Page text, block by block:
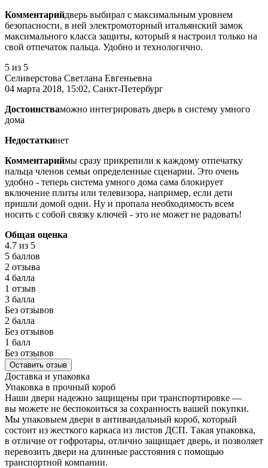
Комментарийдверь выбирал с максимальным уровнем
безопасности, в ней электромоторный итальянский замок
максимального класса защиты, который я настроил только на
свой отпечаток пальца. Удобно и технологично.
5 из 5
Селиверстова Светлана Евгеньевна
04 марта 2018, 15:02, Санкт-Петербург
Достоинстваможно интегрировать дверь в систему умного
дома
Недостаткинет
Комментариймы сразу прикрепили к каждому отпечатку
пальца членов семьи определенные сценарии. Это очень
удобно - теперь система умного дома сама блокирует
включение плиты или телевизора, например, если дети
пришли домой одни. Ну и пропала необходимость всем
носить с собой связку ключей - это не может не радовать!
Общая оценка
4.7 из 5
5 баллов
2 отзыва
4 балла
1 отзыв
3 балла
Без отзывов
2 балла
Без отзывов
1 балл
Без отзывов
Оставить отзыв
Доставка и упаковка
Упаковка в прочный короб
Наши двери надежно защищены при транспортировке —
вы можете не беспокоиться за сохранность вашей покупки.
Мы упаковыем двери в антивандальный короб, который
состоит из жесткого каркаса из листов ДСП. Такая упаковка,
в отличие от гофротары, отлично защищает дверь, и позволяет
перевозить двери на длинные расстояния с помощью
транспортной компании.